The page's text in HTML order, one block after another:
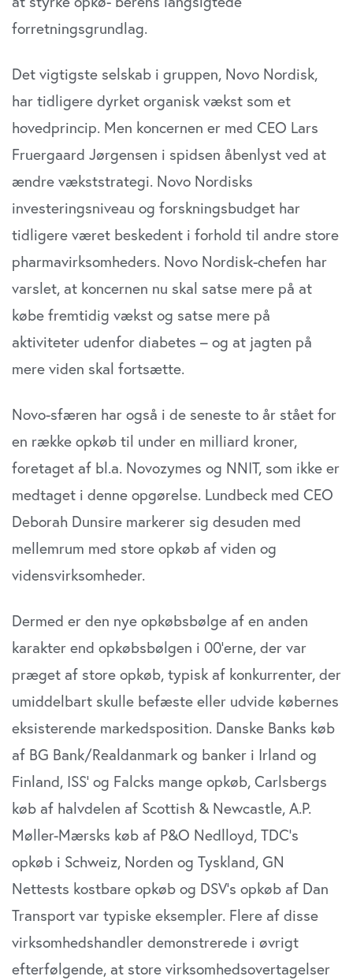
forretningsgrundlag.
Det vigtigste selskab i gruppen, Novo Nordisk,
har tidligere dyrket organisk vækst som et
hovedprincip. Men koncernen er med CEO Lars
Fruergaard Jørgensen i spidsen åbenlyst ved at
ændre vækststrategi. Novo Nordisks
investeringsniveau og forskningsbudget har
tidligere været beskedent i forhold til andre store
pharmavirksomheders. Novo Nordisk-chefen har
varslet, at koncernen nu skal satse mere på at
købe fremtidig vækst og satse mere på
aktiviteter udenfor diabetes – og at jagten på
mere viden skal fortsætte.
Novo-sfæren har også i de seneste to år stået for
en række opkøb til under en milliard kroner,
foretaget af bl.a. Novozymes og NNIT, som ikke er
medtaget i denne opgørelse. Lundbeck med CEO
Deborah Dunsire markerer sig desuden med
mellemrum med store opkøb af viden og
vidensvirksomheder.
Dermed er den nye opkøbsbølge af en anden
karakter end opkøbsbølgen i 00’erne, der var
præget af store opkøb, typisk af konkurrenter, der
umiddelbart skulle befæste eller udvide købernes
eksisterende markedsposition. Danske Banks køb
af BG Bank/Realdanmark og banker i Irland og
Finland, ISS’ og Falcks mange opkøb, Carlsbergs
køb af halvdelen af Scottish & Newcastle, A.P.
Møller-Mærsks køb af P&O Nedlloyd, TDC’s
opkøb i Schweiz, Norden og Tyskland, GN
Nettests kostbare opkøb og DSV’s opkøb af Dan
Transport var typiske eksempler. Flere af disse
virksomhedshandler demonstrerede i øvrigt
efterfølgende, at store virksomhedsovertagelser